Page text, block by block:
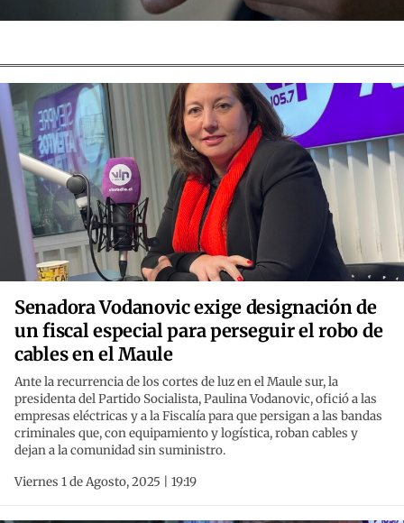
Senadora Vodanovic exige designación de
un fiscal especial para perseguir el robo de
cables en el Maule
Ante la recurrencia de los cortes de luz en el Maule sur, la
presidenta del Partido Socialista, Paulina Vodanovic, ofició a las
empresas eléctricas y a la Fiscalía para que persigan a las bandas
criminales que, con equipamiento y logística, roban cables y
dejan a la comunidad sin suministro.
Viernes 1 de Agosto, 2025 | 19:19